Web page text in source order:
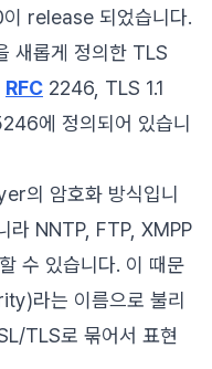
release 되었습니다.
새롭게 정의한 TLS
RFC 2246, TLS 1.1
에 정의되어 있습니
의 암호화 방식입니
라 NNTP, FTP, XMPP
수 있습니다. 이 때문
라는 이름으로 불리
TLS로 묶어서 표현